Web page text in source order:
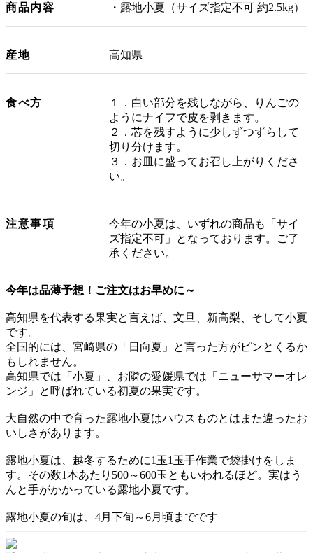
商品内容 ・露地小夏（サイズ指定不可 約2.5kg）
産地 高知県
食べ方
１．白い部分を残しながら、りんごの
ようにナイフで皮を剥きます。
２．芯を残すように少しずつずらして
切り分けます。
３．お皿に盛ってお召し上がりくださ
い。
注意事項
今年の小夏は、いずれの商品も「サイ
ズ指定不可」となっております。ご了
承ください。
今年は品薄予想！ご注文はお早めに～
高知県を代表する果実と言えば、文旦、新高梨、そして小夏
です。
全国的には、宮崎県の「日向夏」と言った方がピンとくるか
もしれません。
高知県では「小夏」、お隣の愛媛県では「ニューサマーオレ
ンジ」と呼ばれている初夏の果実です。
大自然の中で育った露地小夏はハウスものとはまた違ったお
いしさがあります。
露地小夏は、越冬するために1玉1玉手作業で袋掛けをしま
す。その数1本あたり500～600玉ともいわれるほど。実はう
んと手がかかっている露地小夏です。
露地小夏の旬は、4月下旬～6月頃までです